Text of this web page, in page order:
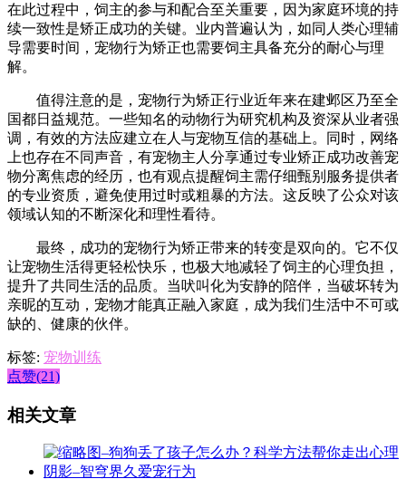
在此过程中，饲主的参与和配合至关重要，因为家庭环境的持
续一致性是矫正成功的关键。业内普遍认为，如同人类心理辅
导需要时间，宠物行为矫正也需要饲主具备充分的耐心与理
解。
值得注意的是，宠物行为矫正行业近年来在建邺区乃至全
国都日益规范。一些知名的动物行为研究机构及资深从业者强
调，有效的方法应建立在人与宠物互信的基础上。同时，网络
上也存在不同声音，有宠物主人分享通过专业矫正成功改善宠
物分离焦虑的经历，也有观点提醒饲主需仔细甄别服务提供者
的专业资质，避免使用过时或粗暴的方法。这反映了公众对该
领域认知的不断深化和理性看待。
最终，成功的宠物行为矫正带来的转变是双向的。它不仅
让宠物生活得更轻松快乐，也极大地减轻了饲主的心理负担，
提升了共同生活的品质。当吠叫化为安静的陪伴，当破坏转为
亲昵的互动，宠物才能真正融入家庭，成为我们生活中不可或
缺的、健康的伙伴。
标签: 宠物训练
点赞(21)
相关文章